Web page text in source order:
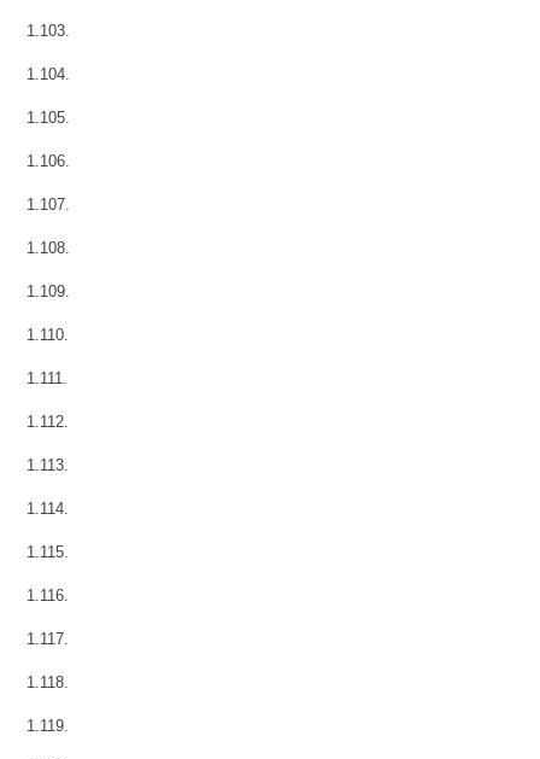
1.103.
1.104.
1.105.
1.106.
1.107.
1.108.
1.109.
1.110.
1.111.
1.112.
1.113.
1.114.
1.115.
1.116.
1.117.
1.118.
1.119.